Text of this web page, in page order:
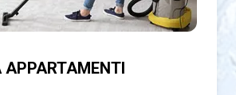
APPARTAMENTI